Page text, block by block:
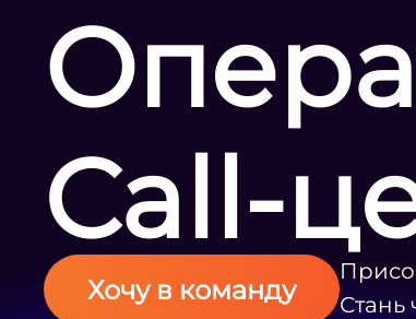
Call-
Хочу в команду
Стань